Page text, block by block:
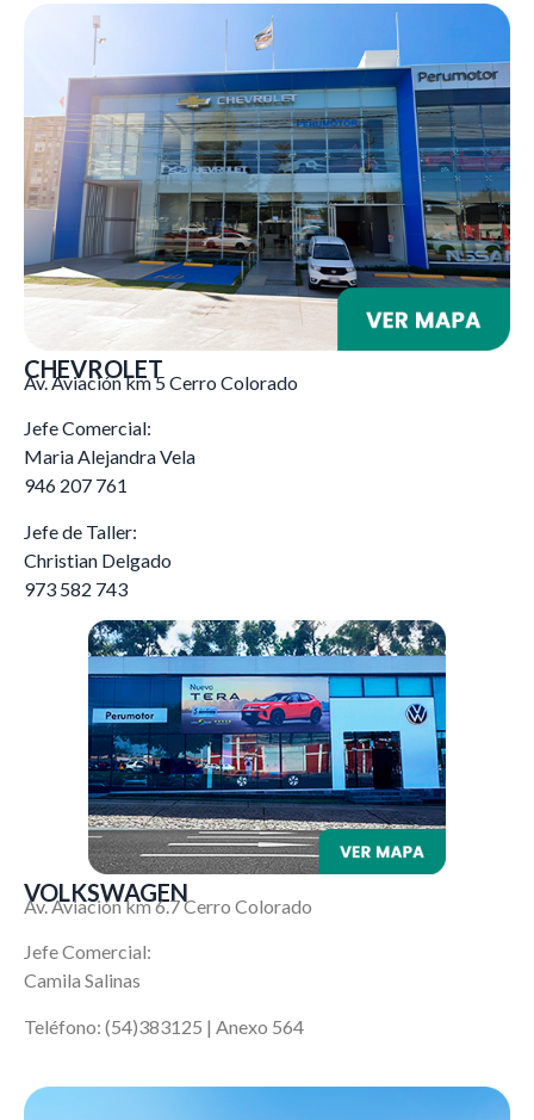
CHEVROLET
Av. Aviación km 5 Cerro Colorado
Jefe Comercial:
Maria Alejandra Vela
946 207 761
Jefe de Taller:
Christian Delgado
973 582 743
VOLKSWAGEN
Av. Aviación km 6.7 Cerro Colorado
Jefe Comercial:
Camila Salinas
Teléfono: (54)383125 | Anexo 564